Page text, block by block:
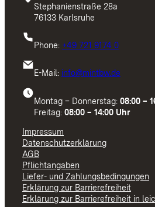
Stephanienstraße 28a
76133 Karlsruhe
Phone: +49 721 9174 0
E-Mail: info@mintbw.de
Montag – Donnerstag: 08:00 –
Freitag: 08:00 – 14:00 Uhr
Impressum
Datenschutzerklärung
AGB
Pflichtangaben
Liefer- und Zahlungsbedingungen
Erklärung zur Barrierefreiheit
Erklärung zur Barrierefreiheit in